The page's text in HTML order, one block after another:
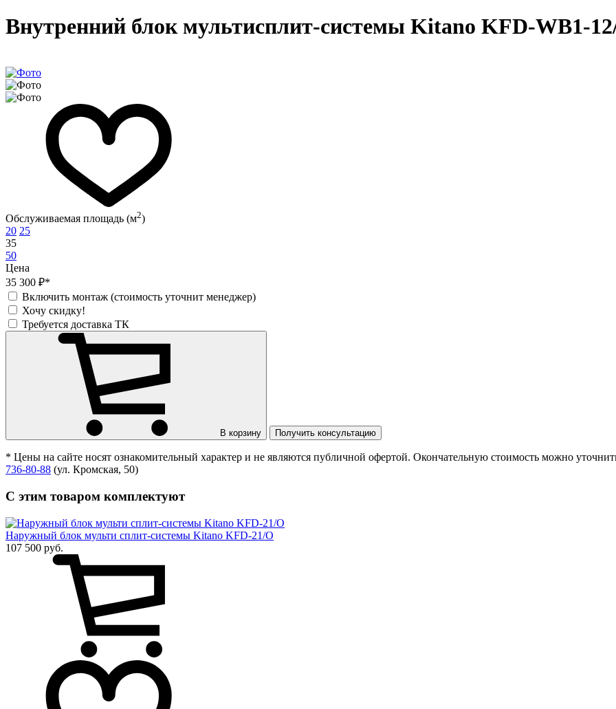
Внутренний блок мультисплит-системы Kitano KFD-WB1-
Обслуживаемая площадь (м2)
20 25
35
50
Цена
35 300 ₽*
Включить монтаж (стоимость уточнит менеджер)
Хочу скидку!
Требуется доставка ТК
В корзину Получить консультацию
* Цены на сайте носят ознакомительный характер и не являются публичной офертой. Окончательную стоимость можно
736-80-88 (ул. Кромская, 50)
С этим товаром комплектуют
Наружный блок мульти сплит-системы Kitano KFD-21/O
107 500 руб.